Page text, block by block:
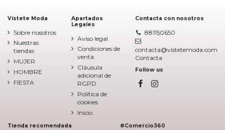
Vístete Moda
Sobre nosotros
Nuestras
tiendas
MUJER
HOMBRE
FIESTA
Apartados
Legales
Aviso legal
Condiciones de
venta
Cláusula
adicional de
RGPD
Política de
cookies
Inicio
Contacta con nosotros
881150650
contacta@vistetemoda.com
Contacta
Follow us
Tienda recomendada #Comercio360